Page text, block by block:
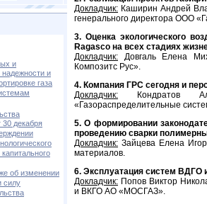
и
надежности и
газа
30 декабря
об изменении
силу
Докладчик: Каширин Андрей
генерального директора ООО
3. Оценка экологического
Ragasco на всех стадиях
Докладчик: Довгаль Елена
Композитс Рус».
4. Компания ГРС сегодня и
Докладчик: Кондратов
«Газораспределительные
5. О формировании
проведению сварки
Докладчик: Зайцева Елена
материалов.
6. Эксплуатация систем
Докладчик: Попов Виктор
и ВКГО АО «МОСГАЗ».